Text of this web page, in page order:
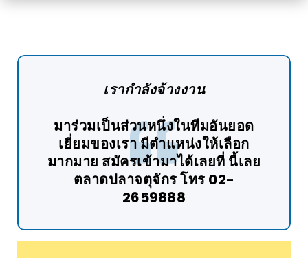
เรากำลังจ้างงาน
มาร่วมเป็นส่วนหนึ่งในทีมอันยอด
เยี่ยมของเรา มีตำแหน่งให้เลือก
มากมาย สมัครเข้ามาได้เลยที่ นี้เลย
ตลาดปลาจตุจักร โทร 02-
2659888